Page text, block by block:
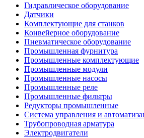
Гидравлическое оборудование
Датчики
Комплектующие для станков
Конвейерное оборудование
Пневматическое оборудование
Промышленная фурнитура
Промышленные комплектующие
Промышленные модули
Промышленные насосы
Промышленные реле
Промышленные фильтры
Редукторы промышленные
Система управления и
Трубопроводная арматура
Электродвигатели